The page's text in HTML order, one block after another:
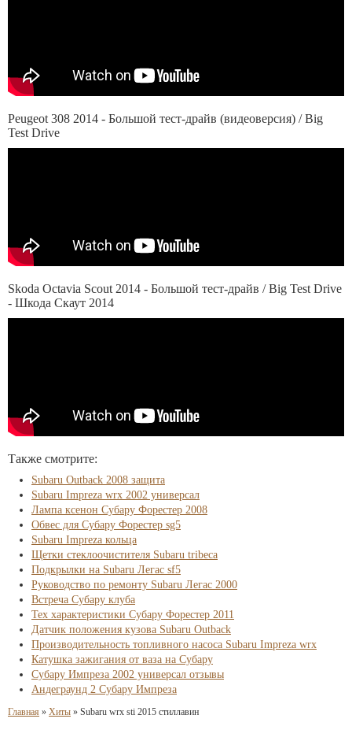
Peugeot 308 2014 - Большой тест-драйв (видеоверсия) / Big
Test Drive
Skoda Octavia Scout 2014 - Большой тест-драйв / Big Test Drive
- Шкода Скаут 2014
Также смотрите:
Subaru Outback 2008 защита
Subaru Impreza wrx 2002 универсал
Лампа ксенон Субару Форестер 2008
Обвес для Субару Форестер sg5
Subaru Impreza кольца
Щетки стеклоочистителя Subaru tribeca
Подкрылки на Subaru Легас sf5
Руководство по ремонту Subaru Легас 2000
Встреча Субару клуба
Тех характеристики Субару Форестер 2011
Датчик положения кузова Subaru Outback
Производительность топливного насоса Subaru Impreza wrx
Катушка зажигания от ваза на Субару
Субару Импреза 2002 универсал отзывы
Андеграунд 2 Субару Импреза
Главная » Хиты » Subaru wrx sti 2015 стиллавин